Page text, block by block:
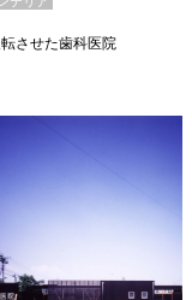
させた歯科医院